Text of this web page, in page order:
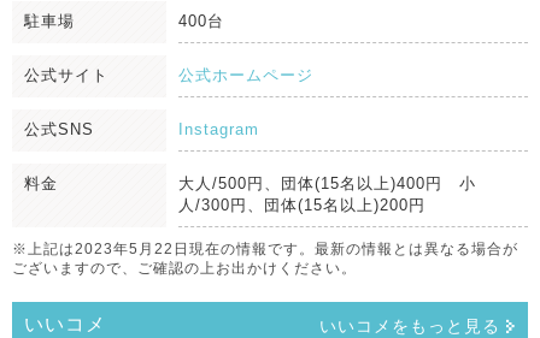
駐車場 400台
公式サイト 公式ホームページ
公式SNS Instagram
料金
大人/500円、団体(15名以上)400円 小
人/300円、団体(15名以上)200円
※上記は2023年5月22日現在の情報です。最新の情報とは異なる場合が
ございますので、ご確認の上お出かけください。
いいコメ いいコメをもっと見る